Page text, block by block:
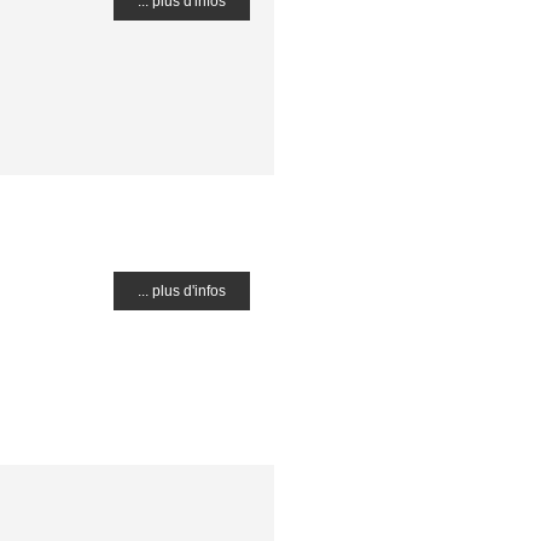
... plus d'infos